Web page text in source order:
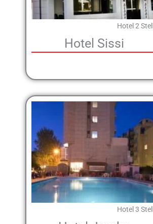
Hotel 2
Hotel Sissi
Hotel 3